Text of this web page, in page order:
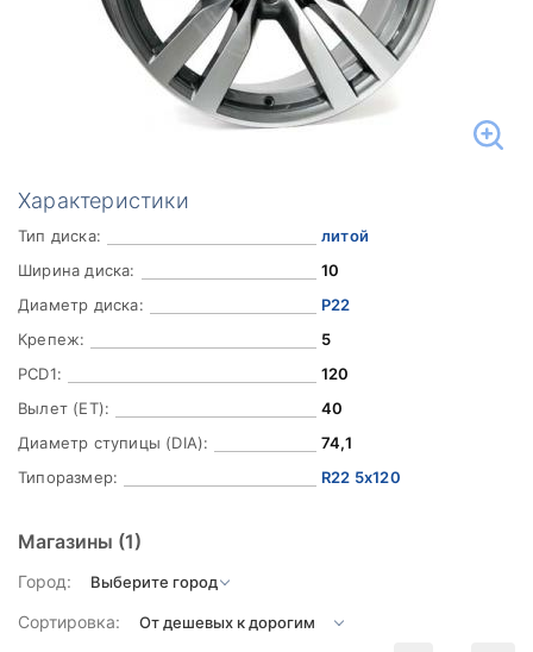
Характеристики
Тип диска:
литой
Ширина диска:
10
Диаметр диска:
Р22
Крепеж:
5
PCD1:
120
Вылет (ET):
40
Диаметр ступицы (DIA):
74,1
Типоразмер:
R22 5x120
Магазины (1)
Город:
Сортировка: